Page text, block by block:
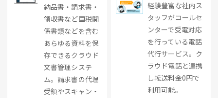
納品書・請求書・
領収書など国税関
係書類などを含む
あらゆる資料を保
存できるクラウド
文書管理システ
ム。請求書の代理
受領やスキャン・
経験豊富な社内ス
タッフがコールセ
ンターで受電対応
を行っている電話
代行サービス。ク
ラウド電話と連携
し転送料金0円で
利用可能。